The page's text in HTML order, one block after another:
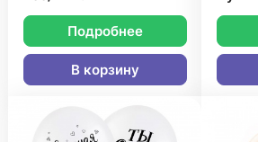
Подробнее
В корзину